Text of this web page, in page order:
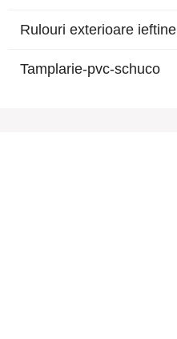
Rulouri exterioare ieftine
Tamplarie-pvc-schuco